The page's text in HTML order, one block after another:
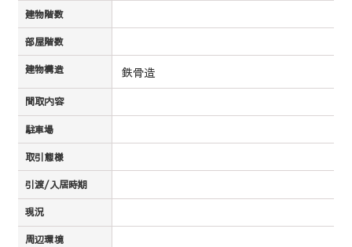
建物階数
部屋階数
建物構造 鉄骨造
間取内容
駐車場
取引態様
引渡/入居時期
現況
周辺環境